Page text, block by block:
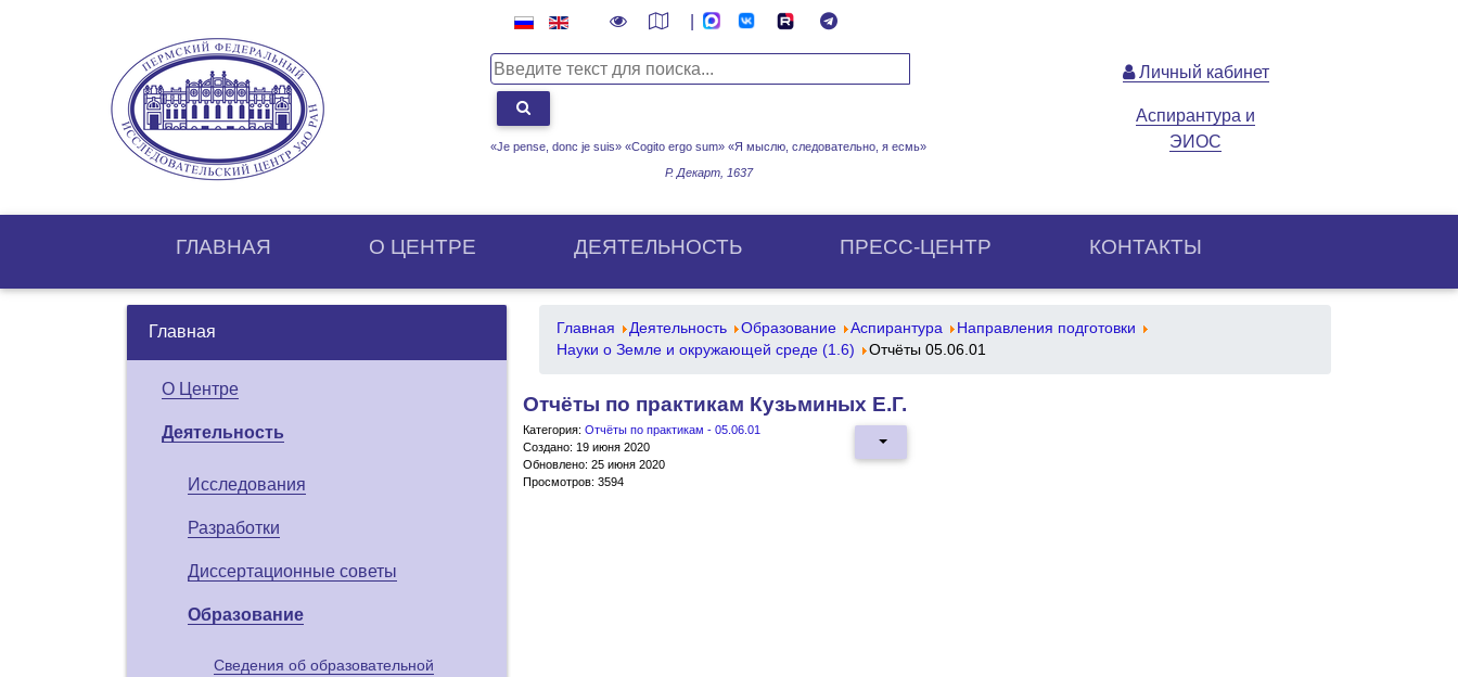
«Je pense, donc je suis» «Cogito ergo sum» «Я мыслю, следовательно, я есмь»
Р. Декарт, 1637
Личный кабинет
Аспирантура и
ЭИОС
ГЛАВНАЯ О ЦЕНТРE ДЕЯТЕЛЬНОСТЬ ПРЕСС-ЦЕНТР КОНТАКТЫ
Главная
О Центре
Деятельность
Исследования
Разработки
Диссертационные советы
Образование
Сведения об образовательной
Главная Деятельность Образование Аспирантура
Направления подготовки
Науки о Земле и окружающей среде (1.6)
Отчёты 05.06.01
Отчёты по практикам Кузьминых Е.Г.
Категория: Отчёты по практикам - 05.06.01
Создано: 19 июня 2020
Обновлено: 25 июня 2020
Просмотров: 3594